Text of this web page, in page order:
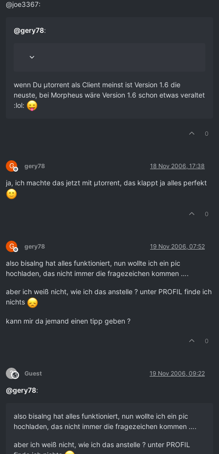
@joe3367:
@gery78:
wenn Du µtorrent als Client meinst ist Version 1.6 die
neuste, bei Morpheus wäre Version 1.6 schon etwas veraltet
:lol:
0
G
Offline
gery78 18 Nov 2006, 17:38
ja, ich machte das jetzt mit µtorrent, das klappt ja alles perfekt
0
G
Offline
gery78 19 Nov 2006, 07:52
also bisalng hat alles funktioniert, nun wollte ich ein pic
hochladen, das nicht immer die fragezeichen kommen ….
aber ich weiß nicht, wie ich das anstelle ? unter PROFIL finde ich
nichts
kann mir da jemand einen tipp geben ?
0
?This user is from outside of this forum
Guest 19 Nov 2006, 09:22
@gery78:
also bisalng hat alles funktioniert, nun wollte ich ein pic
hochladen, das nicht immer die fragezeichen kommen ….
aber ich weiß nicht, wie ich das anstelle ? unter PROFIL